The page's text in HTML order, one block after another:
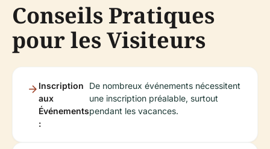
Conseils Pratiques
pour les Visiteurs
Inscription
aux
Événements
:
De nombreux événements nécessitent
une inscription préalable, surtout
pendant les vacances.